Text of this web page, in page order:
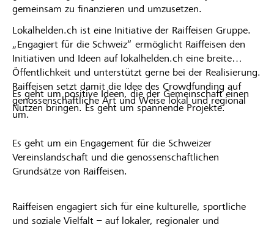
gemeinsam zu finanzieren und umzusetzen.
Lokalhelden.ch ist eine Initiative der Raiffeisen Gruppe.
„Engagiert für die Schweiz“ ermöglicht Raiffeisen den
Initiativen und Ideen auf lokalhelden.ch eine breite
Öffentlichkeit und unterstützt gerne bei der Realisierung.
Raiffeisen setzt damit die Idee des Crowdfunding auf
genossenschaftliche Art und Weise lokal und regional
um.
Es geht um positive Ideen, die der Gemeinschaft einen
Nutzen bringen. Es geht um spannende Projekte.
Es geht um ein Engagement für die Schweizer
Vereinslandschaft und die genossenschaftlichen
Grundsätze von Raiffeisen.
Raiffeisen engagiert sich für eine kulturelle, sportliche
und soziale Vielfalt – auf lokaler, regionaler und